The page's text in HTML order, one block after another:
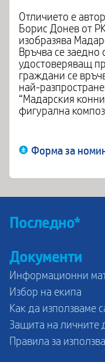
Отличието е
Борис Донев от
изобразява
Връчва се заедно
удостоверяващ
граждани се
най-
“Мадарския
фигурална
Форма за
Последно*
Документи
Информационни
Избор на екипа
Как да използваме
Защита на личните
Правила за